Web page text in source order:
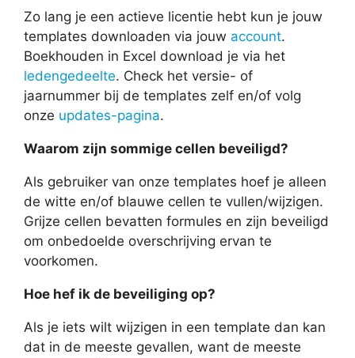
Zo lang je een actieve licentie hebt kun je jouw
templates downloaden via jouw account.
Boekhouden in Excel download je via het
ledengedeelte. Check het versie- of
jaarnummer bij de templates zelf en/of volg
onze updates-pagina.
Waarom zijn sommige cellen beveiligd?
Als gebruiker van onze templates hoef je alleen
de witte en/of blauwe cellen te vullen/wijzigen.
Grijze cellen bevatten formules en zijn beveiligd
om onbedoelde overschrijving ervan te
voorkomen.
Hoe hef ik de beveiliging op?
Als je iets wilt wijzigen in een template dan kan
dat in de meeste gevallen, want de meeste